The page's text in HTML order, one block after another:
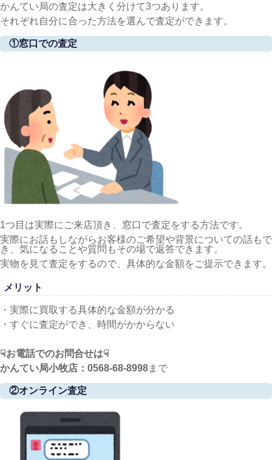
かんてい局の査定は大きく分けて3つあります。
それぞれ自分に合った方法を選んで査定ができます。
①窓口での査定
1つ目は実際にご来店頂き、窓口で査定をする方法です。
実際にお話もしながらお客様のご希望や背景についての話もで
き、気になることや質問もその場で返答できます。
実物を見て査定をするので、具体的な金額をご提示できます。
メリット
・実際に買取する具体的な金額が分かる
・すぐに査定ができ、時間がかからない
☟お電話でのお問合せは☟
かんてい局小牧店：0568-68-8998まで
②オンライン査定